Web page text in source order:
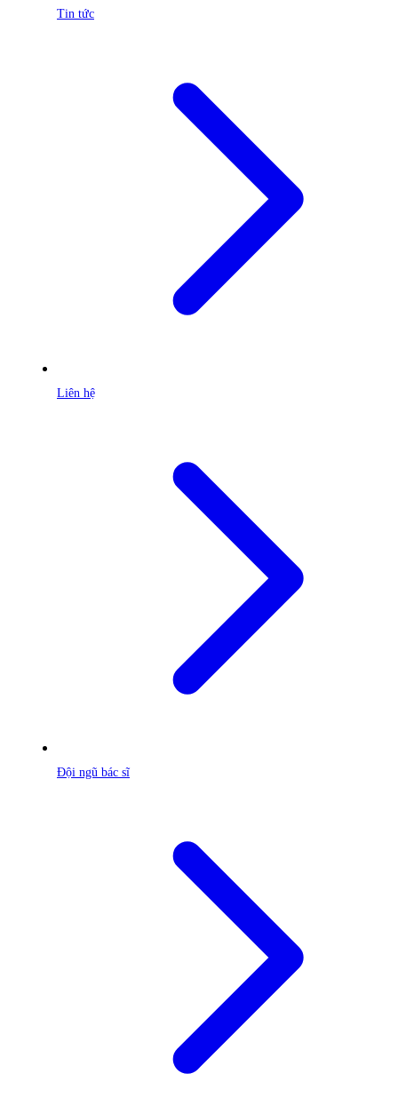
Tin tức
Liên hệ
Đội ngũ bác sĩ